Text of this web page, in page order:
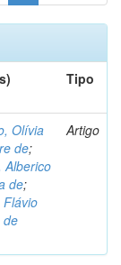
Tipo
Olívia
de;
Alberico
de;
de
Artigo